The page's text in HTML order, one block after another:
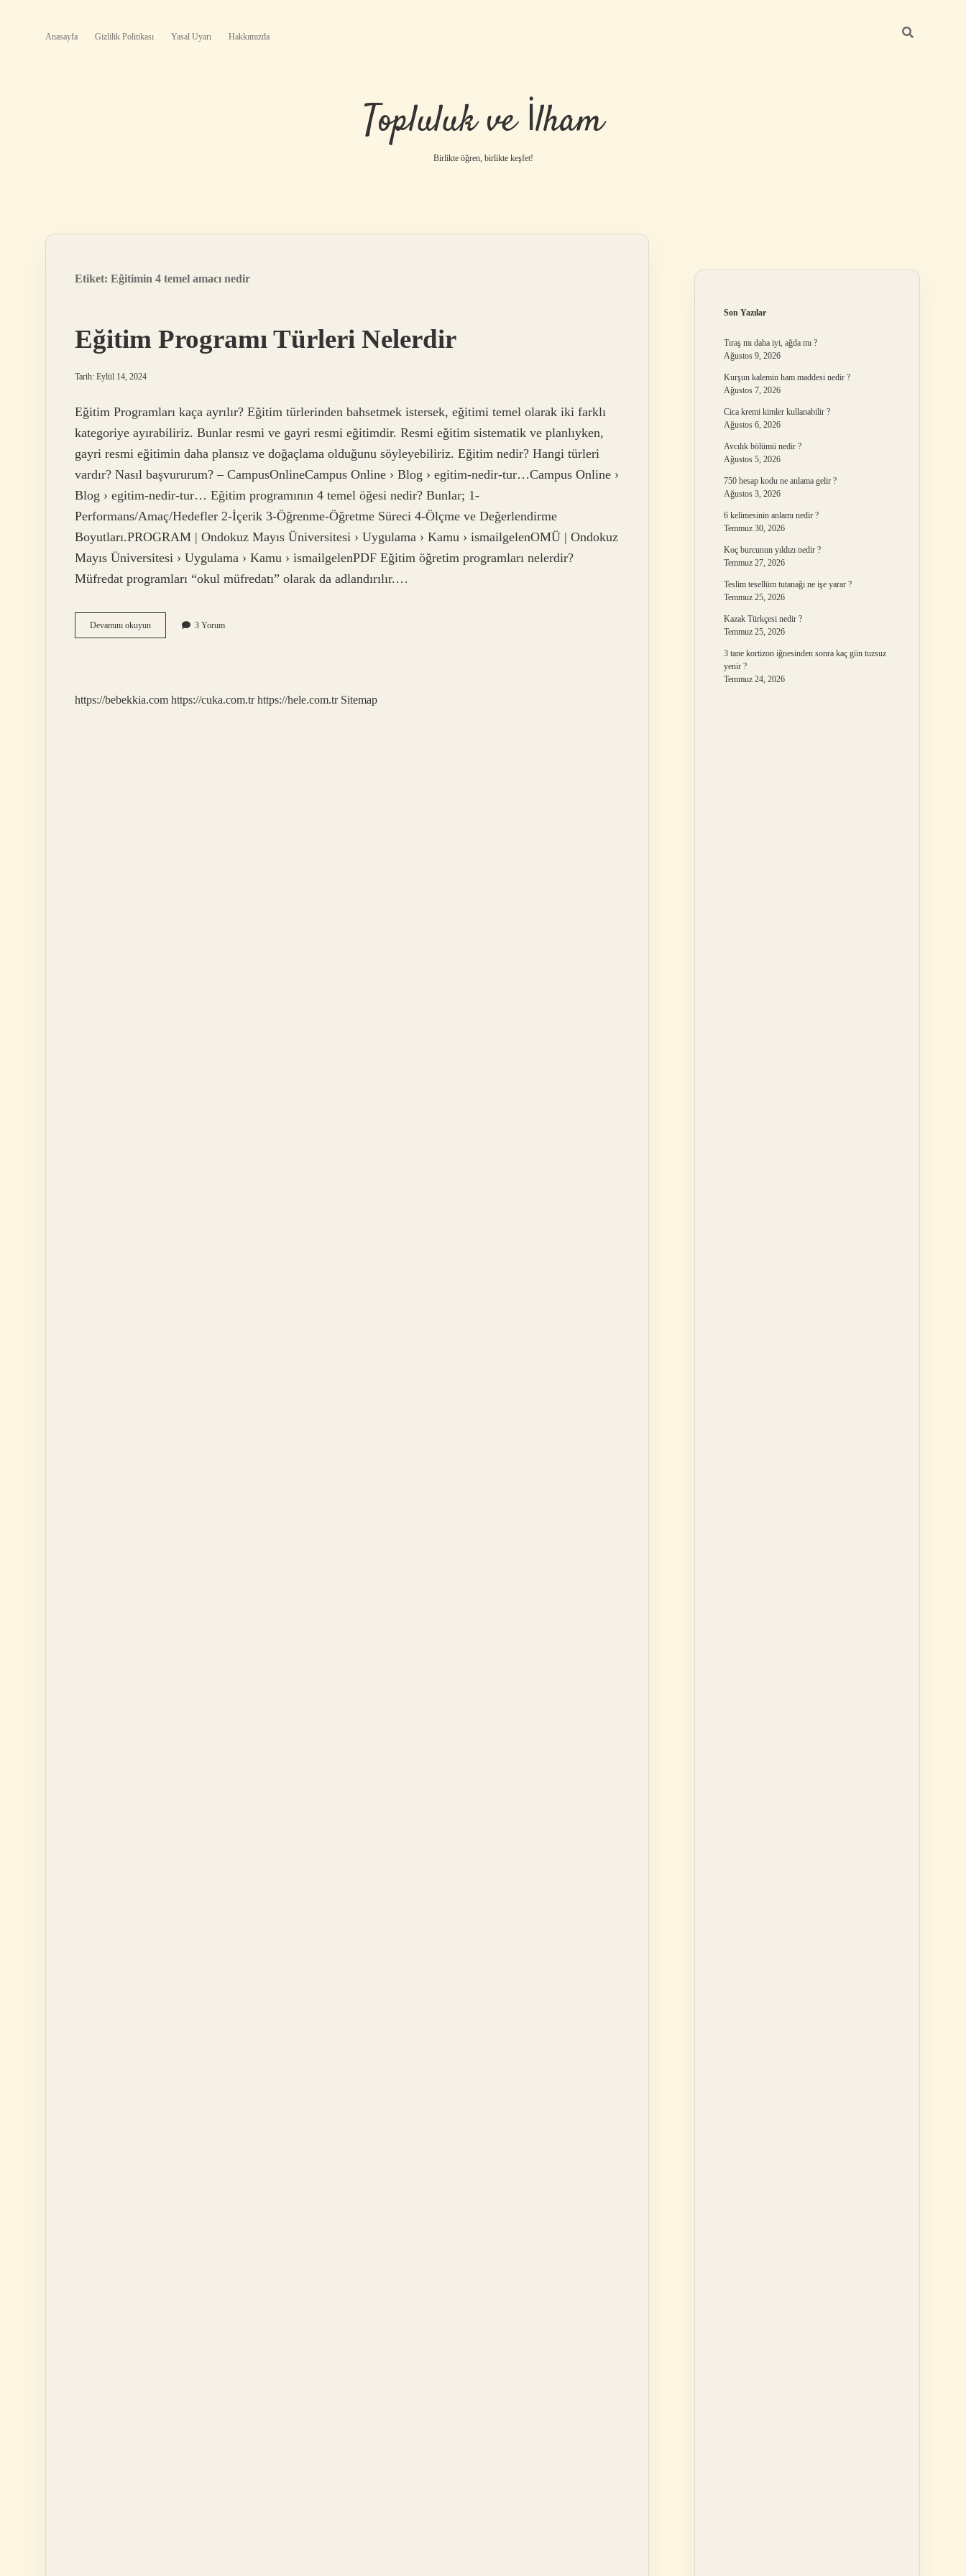
Anasayfa Gizlilik Politikası Yasal Uyarı Hakkımızda
Topluluk ve İlham
Birlikte öğren, birlikte keşfet!
Etiket: Eğitimin 4 temel amacı nedir
Eğitim Programı Türleri Nelerdir
Tarih: Eylül 14, 2024
Eğitim Programları kaça ayrılır? Eğitim türlerinden bahsetmek istersek, eğitimi temel olarak iki farklı
kategoriye ayırabiliriz. Bunlar resmi ve gayri resmi eğitimdir. Resmi eğitim sistematik ve planlıyken,
gayri resmi eğitimin daha plansız ve doğaçlama olduğunu söyleyebiliriz. Eğitim nedir? Hangi türleri
vardır? Nasıl başvururum? – CampusOnlineCampus Online › Blog › egitim-nedir-tur…Campus Online ›
Blog › egitim-nedir-tur… Eğitim programının 4 temel öğesi nedir? Bunlar; 1-
Performans/Amaç/Hedefler 2-İçerik 3-Öğrenme-Öğretme Süreci 4-Ölçme ve Değerlendirme
Boyutları.PROGRAM | Ondokuz Mayıs Üniversitesi › Uygulama › Kamu › ismailgelenOMÜ | Ondokuz
Mayıs Üniversitesi › Uygulama › Kamu › ismailgelenPDF Eğitim öğretim programları nelerdir?
Müfredat programları “okul müfredatı” olarak da adlandırılır.…
Devamını okuyunEğitim
Programı
3 Yorum
https://bebekkia.com https://cuka.com.tr https://hele.com.tr Sitemap
Son Yazılar
Tıraş mı daha iyi, ağda mı ?
Ağustos 9, 2026
Kurşun kalemin ham maddesi nedir ?
Ağustos 7, 2026
Cica kremi kimler kullanabilir ?
Ağustos 6, 2026
Avcılık bölümü nedir ?
Ağustos 5, 2026
750 hesap kodu ne anlama gelir ?
Ağustos 3, 2026
6 kelimesinin anlamı nedir ?
Temmuz 30, 2026
Koç burcunun yıldızı nedir ?
Temmuz 27, 2026
Teslim tesellüm tutanağı ne işe yarar ?
Temmuz 25, 2026
Kazak Türkçesi nedir ?
Temmuz 25, 2026
3 tane kortizon iğnesinden sonra kaç gün tuzsuz
yenir ?
Temmuz 24, 2026